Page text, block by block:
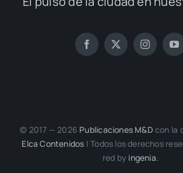
© 2017 — 2026 Publi­ca­cio­nes M&D con la
Elca Con­te­ni­dos | Todos los dere­chos
red by inge­nia.